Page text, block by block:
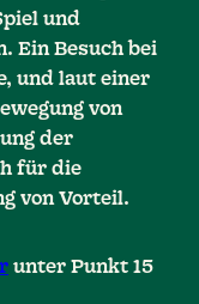
und
Ein Besuch bei
und laut einer
von
der
für die
von Vorteil.
unter Punkt 15